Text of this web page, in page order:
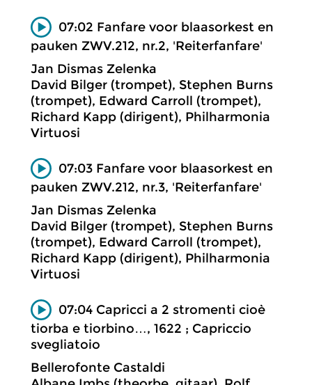
07:02 Fanfare voor blaasorkest en
pauken ZWV.212, nr.2, 'Reiterfanfare'
Jan Dismas Zelenka
David Bilger (trompet), Stephen Burns
(trompet), Edward Carroll (trompet),
Richard Kapp (dirigent), Philharmonia
Virtuosi
07:03 Fanfare voor blaasorkest en
pauken ZWV.212, nr.3, 'Reiterfanfare'
Jan Dismas Zelenka
David Bilger (trompet), Stephen Burns
(trompet), Edward Carroll (trompet),
Richard Kapp (dirigent), Philharmonia
Virtuosi
07:04 Capricci a 2 stromenti cioè
tiorba e tiorbino…, 1622 ; Capriccio
svegliatoio
Bellerofonte Castaldi